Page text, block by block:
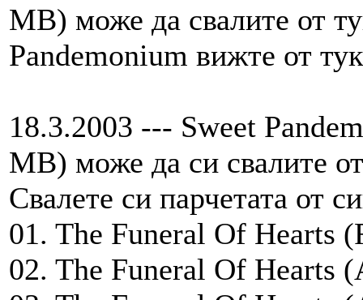
MB) може да свалите от
Pandemonium вижте от
18.3.2003 --- Sweet
MB) може да си свалите
Свалете си парчетата от
01. The Funeral Of Hearts
02. The Funeral Of Hearts